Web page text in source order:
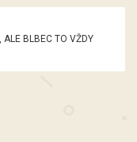
ALE BLBEC TO VŽDY